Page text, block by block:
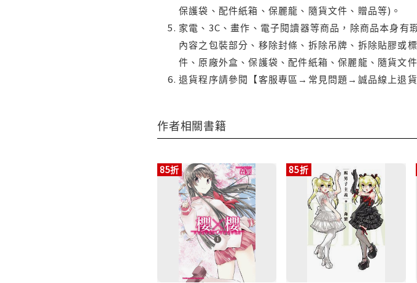
保護袋、配件紙箱、保麗龍、隨貨文件、贈品等)。
家電、3C、畫作、電子閱讀器等商品，除商品本身
內容之包裝部分、移除封條、拆除吊牌、拆除貼膠或
件、原廠外盒、保護袋、配件紙箱、保麗龍、隨貨文
退貨程序請參閱【客服專區→常見問題→誠品線上退貨
作者相關書籍
85折 85折